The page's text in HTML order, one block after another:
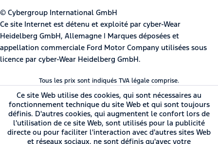
© Cybergroup International GmbH
Ce site Internet est détenu et exploité par cyber-Wear
Heidelberg GmbH, Allemagne | Marques déposées et
appellation commerciale Ford Motor Company utilisées sous
licence par cyber-Wear Heidelberg GmbH.
Tous les prix sont indiqués TVA légale comprise.
Ce site Web utilise des cookies, qui sont nécessaires au
fonctionnement technique du site Web et qui sont toujours
définis. D'autres cookies, qui augmentent le confort lors de
l'utilisation de ce site Web, sont utilisés pour la publicité
directe ou pour faciliter l'interaction avec d'autres sites Web
et réseaux sociaux, ne sont définis qu'avec votre